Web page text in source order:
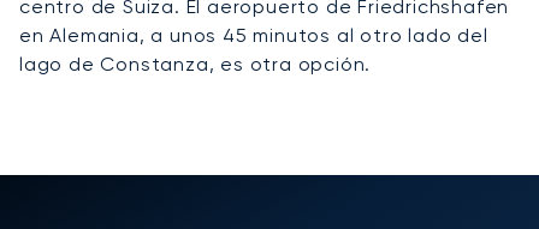
centro de Suiza. El aeropuerto de Friedrichshafen
en Alemania, a unos 45 minutos al otro lado del
lago de Constanza, es otra opción.